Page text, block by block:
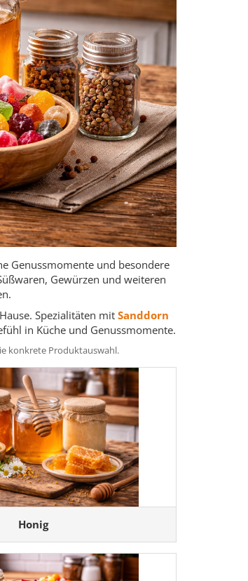
Genussmomente und besondere
Gewürzen und weiteren
Spezialitäten mitSanddorn
in Küche und Genussmomente.
konkrete Produktauswahl.
Honig